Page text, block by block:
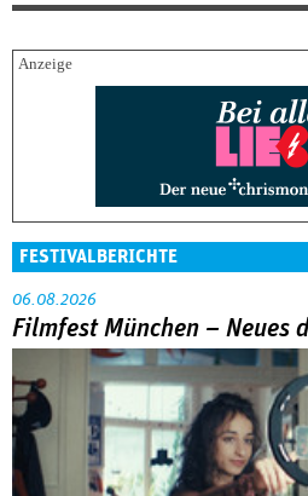
FESTIVALBERICHTE
06.08.2026
Filmfest München – Neues